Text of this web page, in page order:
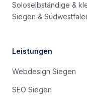
Soloselbständige &
Siegen &
Leistungen
Webdesign Siegen
SEO Siegen